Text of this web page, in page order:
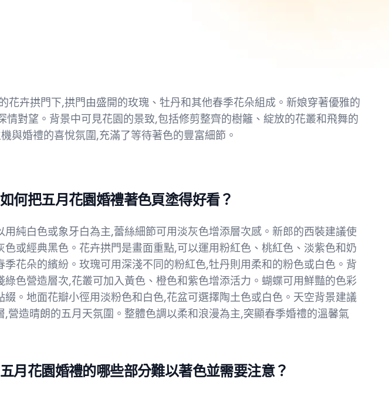
卉拱門下,拱門由盛開的玫瑰、牡丹和其他春季花朵組成。新娘穿著優雅的
對望。背景中可見花園的景致,包括修剪整齊的樹籬、綻放的花叢和飛舞的
與婚禮的喜悅氛圍,充滿了等待著色的豐富細節。
何把五月花園婚禮著色頁塗得好看？
用純白色或象牙白為主,蕾絲細節可用淡灰色增添層次感。新郎的西裝建議使
色或經典黑色。花卉拱門是畫面重點,可以運用粉紅色、桃紅色、淡紫色和奶
季花朵的繽紛。玫瑰可用深淺不同的粉紅色,牡丹則用柔和的粉色或白色。背
綠色營造層次,花叢可加入黃色、橙色和紫色增添活力。蝴蝶可用鮮豔的色彩
綴。地面花瓣小徑用淡粉色和白色,花盆可選擇陶土色或白色。天空背景建議
,營造晴朗的五月天氛圍。整體色調以柔和浪漫為主,突顯春季婚禮的溫馨氣
月花園婚禮的哪些部分難以著色並需要注意？